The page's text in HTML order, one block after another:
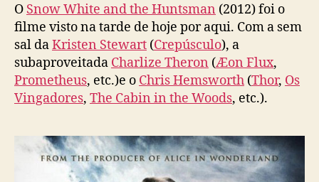
O Snow White and the Huntsman (2012) foi o
filme visto na tarde de hoje por aqui. Com a sem
sal daKristen Stewart (Crepúsculo), a
subaproveitada Charlize Theron (Æon Flux,
Prometheus, etc.)e o Chris Hemsworth (Thor, Os
Vingadores, The Cabin in the Woods, etc.).